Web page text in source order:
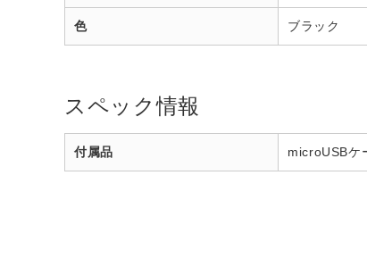
色 ブラック
スペック情報
付属品 microUSBケ